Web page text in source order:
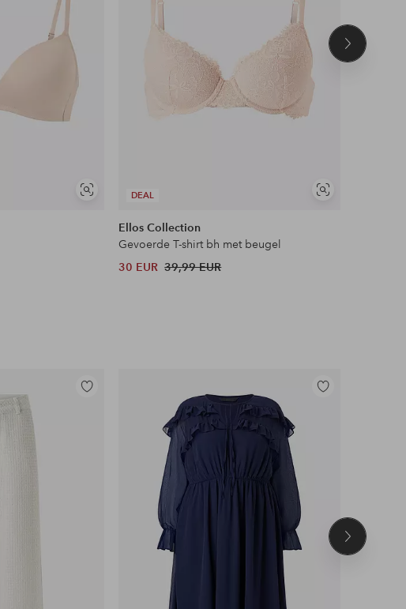
SoortgelijkeDEAL
Soortgelijke
Ellos Collection
Gevoerde T-shirt bh met beugel
30 EUR 39,99 EUR
Volgend
Toevoegen
Toevoegen
Volgend